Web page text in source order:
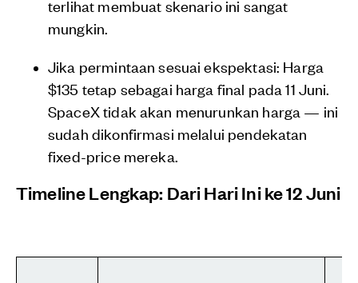
terlihat membuat skenario ini sangat
mungkin.
Jika permintaan sesuai ekspektasi: Harga
$135 tetap sebagai harga final pada 11 Juni.
SpaceX tidak akan menurunkan harga — ini
sudah dikonfirmasi melalui pendekatan
fixed-price mereka.
Timeline Lengkap: Dari Hari Ini ke 12 Juni